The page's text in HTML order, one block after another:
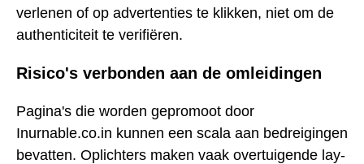
verlenen of op advertenties te klikken, niet om de
authenticiteit te verifiëren.
Risico's verbonden aan de omleidingen
Pagina's die worden gepromoot door
Inurnable.co.in kunnen een scala aan bedreigingen
bevatten. Oplichters maken vaak overtuigende lay-